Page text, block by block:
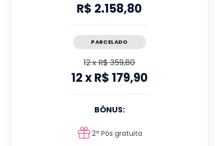
R$ 2.158,80
PARCELADO
12xR$ 359,80
12xR$ 179,90
BÔNUS:
2ª Pós gratuita